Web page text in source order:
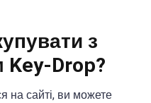
з
Drop?
на сайті, ви можете